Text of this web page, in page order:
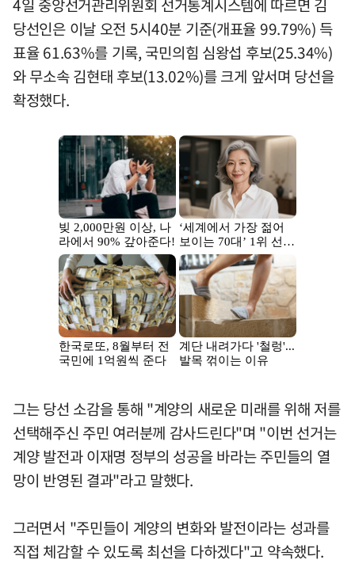
당선인은 이날 오전 5시40분 기준(개표율 99.79%) 득
표율 61.63%를 기록, 국민의힘 심왕섭 후보(25.34%)
와 무소속 김현태 후보(13.02%)를 크게 앞서며 당선을
확정했다.
그는 당선 소감을 통해 "계양의 새로운 미래를 위해 저를
선택해주신 주민 여러분께 감사드린다"며 "이번 선거는
계양 발전과 이재명 정부의 성공을 바라는 주민들의 열
망이 반영된 결과"라고 말했다.
그러면서 "주민들이 계양의 변화와 발전이라는 성과를
직접 체감할 수 있도록 최선을 다하겠다"고 약속했다.